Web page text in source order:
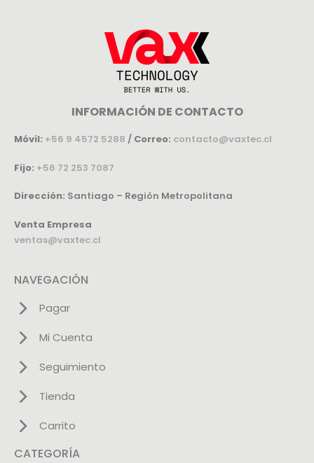
INFORMACIÓN DE CONTACTO
Móvil: +56 9 4572 5288 / Correo: contacto@vaxtec.cl
Fijo: +56 72 253 7087
Dirección: Santiago – Región Metropolitana
Venta Empresa
ventas@vaxtec.cl
NAVEGACIÓN
Pagar
Mi Cuenta
Seguimiento
Tienda
Carrito
CATEGORÍA